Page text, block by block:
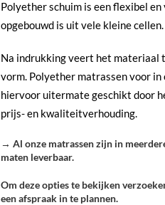
Polyether schuim is een flexibel
opgebouwd is uit vele kleine cellen.
Na indrukking veert het materiaal
vorm. Polyether matrassen voor
hiervoor uitermate geschikt door
prijs- en kwaliteitverhouding.
→ Al onze matrassen zijn in
maten leverbaar.
Om deze opties te bekijken
een afspraak in te plannen.